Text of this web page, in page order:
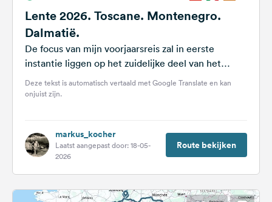
Lente 2026. Toscane. Montenegro.
Dalmatië.
De focus van mijn voorjaarsreis zal in eerste
instantie liggen op het zuidelijke deel van het
Balkanschiereiland, met name de...
Deze tekst is automatisch vertaald met Google Translate en kan
onjuist zijn.
markus_kocher
Laatst aangepast door: 18-05-
2026
Route bekijken